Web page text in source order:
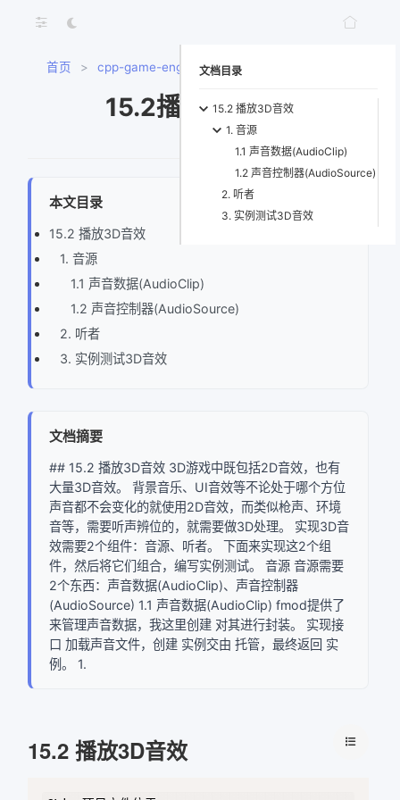
首页 > cpp-game-engine-book
15.2播放3D音效
本文目录
15.2 播放3D音效
1. 音源
1.1 声音数据(AudioClip)
1.2 声音控制器(AudioSource)
2. 听者
3. 实例测试3D音效
文档摘要
## 15.2 播放3D音效 3D游戏中既包括2D音效，也有
大量3D音效。 背景音乐、UI音效等不论处于哪个方位
声音都不会变化的就使用2D音效，而类似枪声、环境
音等，需要听声辨位的，就需要做3D处理。 实现3D音
效需要2个组件：音源、听者。 下面来实现这2个组
件，然后将它们组合，编写实例测试。 音源 音源需要
2个东西：声音数据(AudioClip)、声音控制器
(AudioSource) 1.1 声音数据(AudioClip) fmod提供了
来管理声音数据，我这里创建 对其进行封装。 实现接
口 加载声音文件，创建 实例交由 托管，最终返回 实
例。 1.
15.2 播放3D音效
文档目录
15.2 播放3D音效
1. 音源
1.1 声音数据(AudioClip)
1.2 声音控制器(AudioSource)
2. 听者
3. 实例测试3D音效